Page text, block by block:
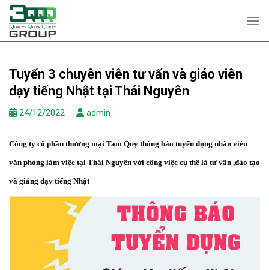
Skip
content
Tuyển 3 chuyên viên tư vấn và giáo viên
dạy tiếng Nhật tại Thái Nguyên
24/12/2022 admin
Công ty cổ phần thương mại Tam Quy thông báo tuyển dụng nhân viên
văn phòng làm việc tại Thái Nguyên với công việc cụ thể là tư vấn ,đào tạo
và giảng dạy tiếng Nhật